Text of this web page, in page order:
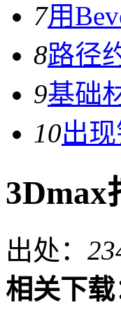
7用
8路径
9基础
10出
3Dmax
出处：
相关下载